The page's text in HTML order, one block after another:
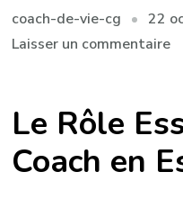
coach-de-vie-cg
22
Laisser un commentairesur
en
Le Rôle
Coach en